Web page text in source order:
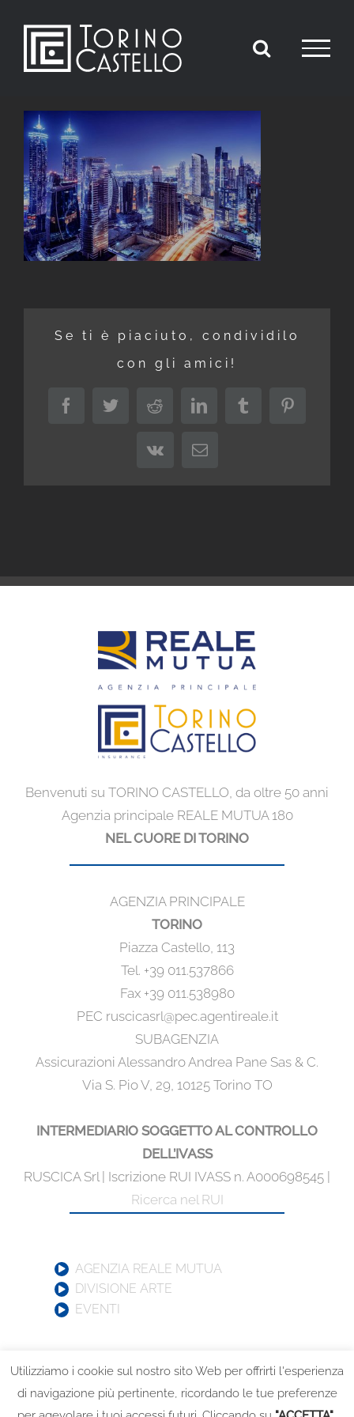
contenuto
Se ti è piaciuto, condividilo
con gli amici!
FacebookTwitterRedditLinkedInTumblrPinterest
Vk Email
Benvenuti su TORINO CASTELLO, da oltre 50 anni
Agenzia principale REALE MUTUA 180
NEL CUORE DI TORINO
AGENZIA PRINCIPALE
TORINO
Piazza Castello, 113
Tel. +39 011.537866
Fax +39 011.538980
PEC ruscicasrl@pec.agentireale.it
SUBAGENZIA
Assicurazioni Alessandro Andrea Pane Sas & C.
Via S. Pio V, 29, 10125 Torino TO
INTERMEDIARIO SOGGETTO AL CONTROLLO
DELL’IVASS
RUSCICA Srl | Iscrizione RUI IVASS n. A000698545 |
Ricerca nel RUI
AGENZIA REALE MUTUA
DIVISIONE ARTE
EVENTI
Utilizziamo i cookie sul nostro sito Web per offrirti l'esperienza
di navigazione più pertinente, ricordando le tue preferenze